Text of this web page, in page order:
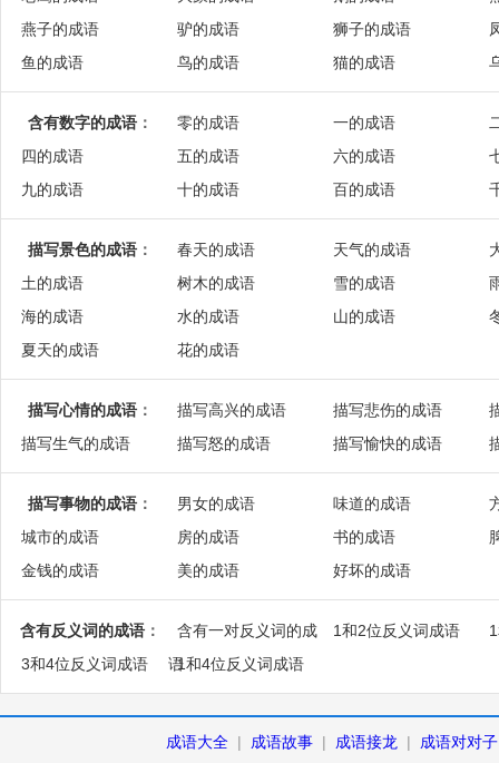
燕子的成语
驴的成语 狮子的成语
鱼的成语
鸟的成语 猫的成语
含有数字的成语 ： 零的成语 一的成语
四的成语
五的成语 六的成语
九的成语
十的成语 百的成语
描写景色的成语 ： 春天的成语 天气的成语
土的成语
树木的成语 雪的成语
海的成语
水的成语 山的成语
夏天的成语
花的成语
描写心情的成语 ： 描写高兴的成语 描写悲伤的成语
描写生气的成语
描写怒的成语 描写愉快的成语
描写事物的成语 ： 男女的成语 味道的成语
城市的成语
房的成语 书的成语
金钱的成语
美的成语 好坏的成语
含有反义词的成语 ：
含有一对反义词的成
语
1和2位反义词成语
3和4位反义词成语
1和4位反义词成语
成语大全 | 成语故事 | 成语接龙 |
成语对对子